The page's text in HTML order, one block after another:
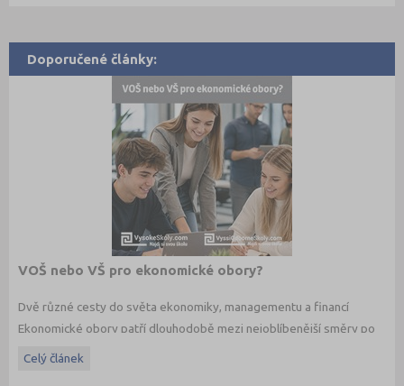
Doporučené články:
VOŠ nebo VŠ pro ekonomické obory?
Dvě různé cesty do světa ekonomiky, managementu a financí
Ekonomické obory patří dlouhodobě mezi nejoblíbenější směry po
studovat, ale také jakým způsobem. Vedle vysokých škol dnes
Celý článek